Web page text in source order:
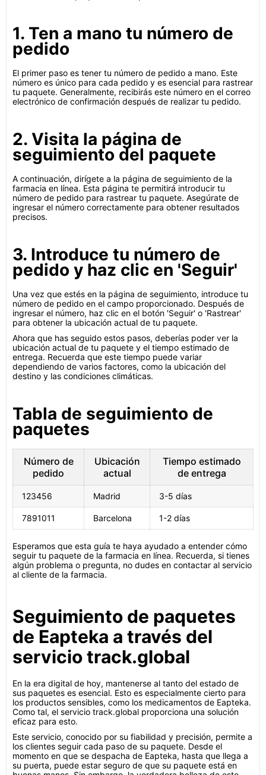
1. Ten a mano tu número de
pedido
El primer paso es tener tu número de pedido a mano. Este
número es único para cada pedido y es esencial para rastrear
tu paquete. Generalmente, recibirás este número en el correo
electrónico de confirmación después de realizar tu pedido.
2. Visita la página de
seguimiento del paquete
A continuación, dirígete a la página de seguimiento de la
farmacia en línea. Esta página te permitirá introducir tu
número de pedido para rastrear tu paquete. Asegúrate de
ingresar el número correctamente para obtener resultados
precisos.
3. Introduce tu número de
pedido y haz clic en 'Seguir'
Una vez que estés en la página de seguimiento, introduce tu
número de pedido en el campo proporcionado. Después de
ingresar el número, haz clic en el botón 'Seguir' o 'Rastrear'
para obtener la ubicación actual de tu paquete.
Ahora que has seguido estos pasos, deberías poder ver la
ubicación actual de tu paquete y el tiempo estimado de
entrega. Recuerda que este tiempo puede variar
dependiendo de varios factores, como la ubicación del
destino y las condiciones climáticas.
Tabla de seguimiento de
paquetes
Número de
pedido
Ubicación
actual
Tiempo estimado
de entrega
123456 Madrid 3-5 días
7891011 Barcelona 1-2 días
Esperamos que esta guía te haya ayudado a entender cómo
seguir tu paquete de la farmacia en línea. Recuerda, si tienes
algún problema o pregunta, no dudes en contactar al servicio
al cliente de la farmacia.
Seguimiento de paquetes
de Eapteka a través del
servicio track.global
En la era digital de hoy, mantenerse al tanto del estado de
sus paquetes es esencial. Esto es especialmente cierto para
los productos sensibles, como los medicamentos de Eapteka.
Como tal, el servicio track.global proporciona una solución
eficaz para esto.
Este servicio, conocido por su fiabilidad y precisión, permite a
los clientes seguir cada paso de su paquete. Desde el
momento en que se despacha de Eapteka, hasta que llega a
su puerta, puede estar seguro de que su paquete está en